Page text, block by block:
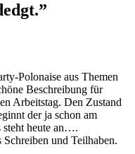
Polonaise aus Themen
Beschreibung für
Arbeitstag. Den Zustand
der ja schon am
steht heute an….
und Teilhaben.